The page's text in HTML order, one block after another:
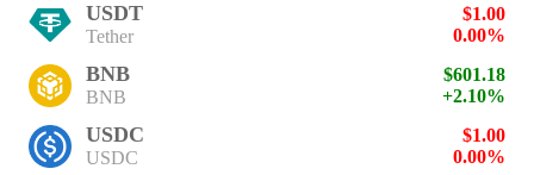
USDT
Tether
$1.00
0.00%
BNB
BNB
$601.18
+2.10%
USDC
USDC
$1.00
0.00%